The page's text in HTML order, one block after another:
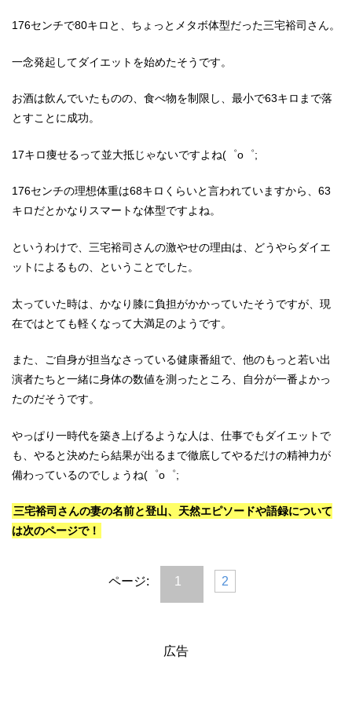
176センチで80キロと、ちょっとメタボ体型だった三宅裕司さん。
一念発起してダイエットを始めたそうです。
お酒は飲んでいたものの、食べ物を制限し、最小で63キロまで落
とすことに成功。
17キロ痩せるって並大抵じゃないですよね(゜o゜;
176センチの理想体重は68キロくらいと言われていますから、63
キロだとかなりスマートな体型ですよね。
というわけで、三宅裕司さんの激やせの理由は、どうやらダイエ
ットによるもの、ということでした。
太っていた時は、かなり膝に負担がかかっていたそうですが、現
在ではとても軽くなって大満足のようです。
また、ご自身が担当なさっている健康番組で、他のもっと若い出
演者たちと一緒に身体の数値を測ったところ、自分が一番よかっ
たのだそうです。
やっぱり一時代を築き上げるような人は、仕事でもダイエットで
も、やると決めたら結果が出るまで徹底してやるだけの精神力が
備わっているのでしょうね(゜o゜;
三宅裕司さんの妻の名前と登山、天然エピソードや語録について
は次のページで！
ページ: 1 2
広告